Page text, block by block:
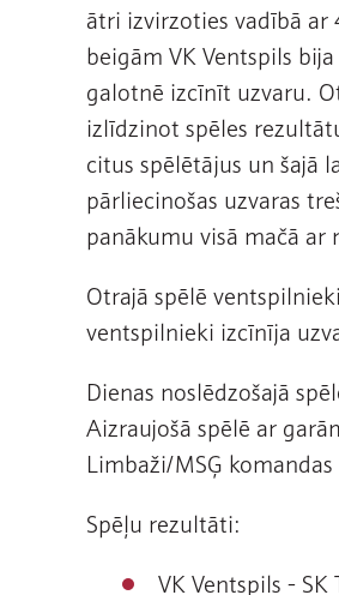
ātri izvirzoties vadībā
beigām VK Ventspils
galotnē izcīnīt uzvaru.
izlīdzinot spēles
citus spēlētājus un šajā
pārliecinošas uzvaras
panākumu visā mačā
Otrajā spēlē
ventspilnieki izcīnīja
Dienas noslēdzošajā
Aizraujošā spēlē ar
Limbaži/MSĢ
Spēļu rezultāti:
VK Ventspils - SK